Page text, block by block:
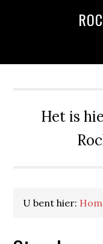
Het is
U bent hier: